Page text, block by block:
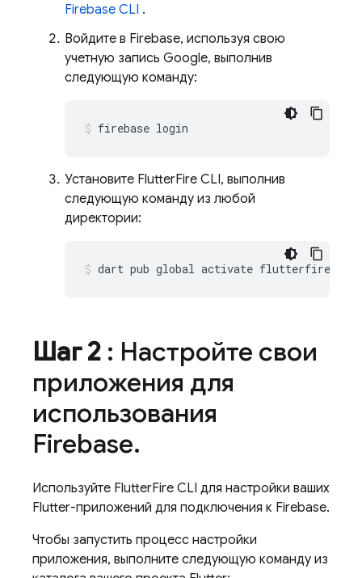
Firebase CLI .
Войдите в Firebase, используя свою
учетную запись Google, выполнив
следующую команду:
firebase
Установите FlutterFire CLI, выполнив
следующую команду из любой
директории:
dart pub global activate
Шаг 2 : Настройте свои
приложения для
использования
Firebase.
Используйте FlutterFire CLI для настройки ваших
Flutter-приложений для подключения к Firebase.
Чтобы запустить процесс настройки
приложения, выполните следующую команду из